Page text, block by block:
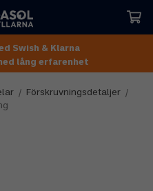
Swish & Klarna
lång erfarenhet
/ Förskruvningsdetaljer
/